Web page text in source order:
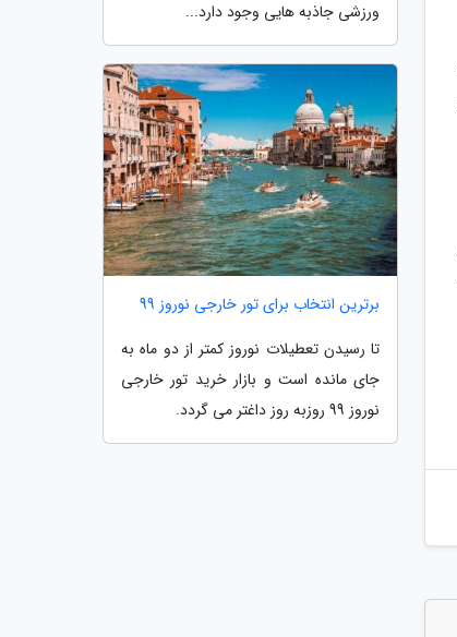
ورزشی جاذبه هایی وجود دارد...
برترین انتخاب برای تور خارجی نوروز 99
تا رسیدن تعطیلات نوروز کمتر از دو ماه به
جای مانده است و بازار خرید تور خارجی
نوروز 99 روزبه روز داغتر می گردد.